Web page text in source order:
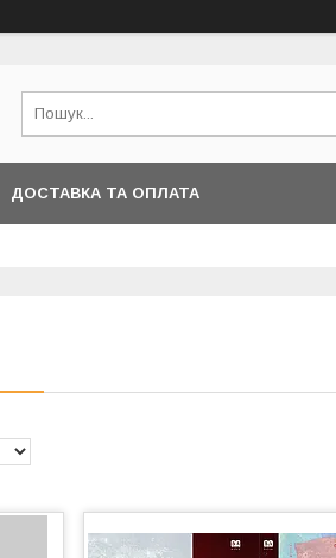
ДОСТАВКА ТА ОПЛАТА